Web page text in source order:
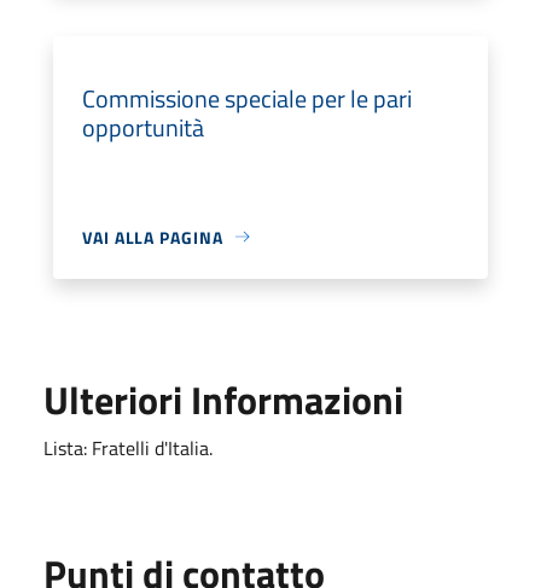
Commissione speciale per le pari
opportunità
VAI ALLA PAGINA
Ulteriori Informazioni
Lista: Fratelli d'Italia.
Punti di contatto